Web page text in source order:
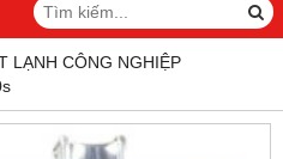
LẠNH CÔNG NGHIỆP